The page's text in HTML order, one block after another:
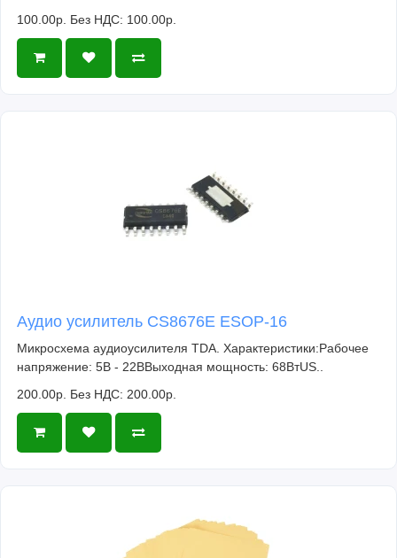
100.00р. Без НДС: 100.00р.
Аудио усилитель CS8676E ESOP-16
Микросхема аудиоусилителя TDA. Характеристики:Рабочее
напряжение: 5В - 22ВВыходная мощность: 68ВтUS..
200.00р. Без НДС: 200.00р.